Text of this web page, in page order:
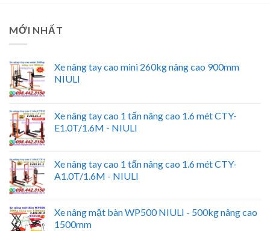
MỚI NHẤT
Xe nâng tay cao mini 260kg nâng cao 900mm
NIULI
Xe nâng tay cao 1 tấn nâng cao 1.6 mét CTY-
E1.0T/1.6M - NIULI
Xe nâng tay cao 1 tấn nâng cao 1.6 mét CTY-
A1.0T/1.6M - NIULI
Xe nâng mặt bàn WP500 NIULI - 500kg nâng cao
1500mm